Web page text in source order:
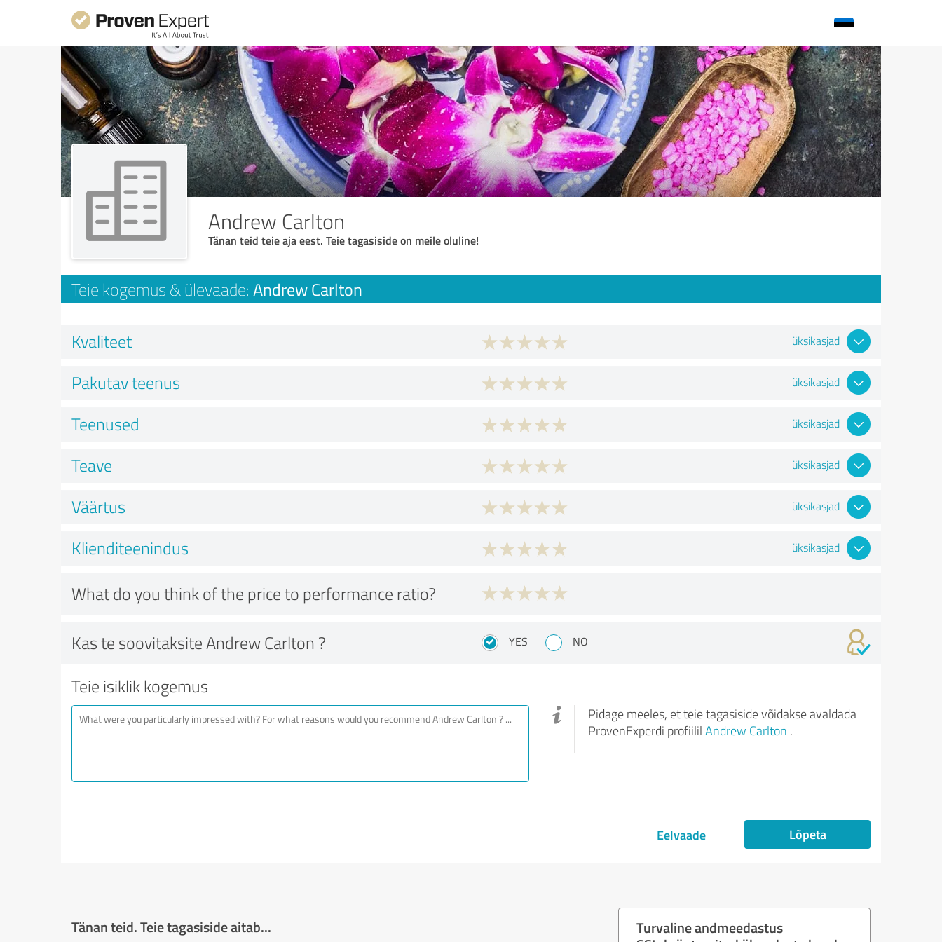
Andrew Carlton
Tänan teid teie aja eest. Teie tagasiside on meile oluline!
Teie kogemus & ülevaade: Andrew Carlton
Kvaliteet üksikasjad
Pakutav teenus üksikasjad
Teenused üksikasjad
Teave üksikasjad
Väärtus üksikasjad
Klienditeenindus üksikasjad
What do you think of the price to performance ratio?
Kas te soovitaksite Andrew Carlton ? YES NO
Teie isiklik kogemus
Pidage meeles, et teie tagasiside võidakse avaldada
ProvenExperdi profiilil Andrew Carlton .
Eelvaade Lõpeta
Tänan teid. Teie tagasiside aitab...
Turvaline andmeedastus